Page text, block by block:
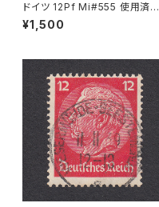
ドイツ 12Pf Mi#555 使用済み
切手｜FLÖHA 14.11.1934
¥1,500